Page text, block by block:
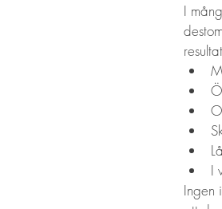
I
I
Ingen